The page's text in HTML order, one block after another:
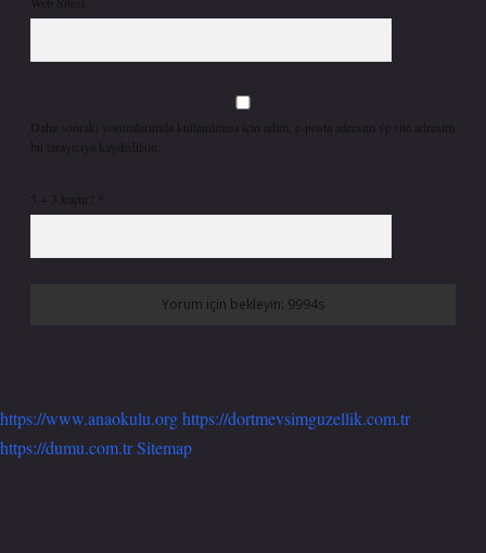
Daha sonraki yorumlarımda kullanılması için adım, e-posta adresim ve site adresim
bu tarayıcıya kaydedilsin.
5 + 3 kaçtır?
https://www.anaokulu.orghttps://dortmevsimguzellik.com.tr
https://dumu.com.trSitemap